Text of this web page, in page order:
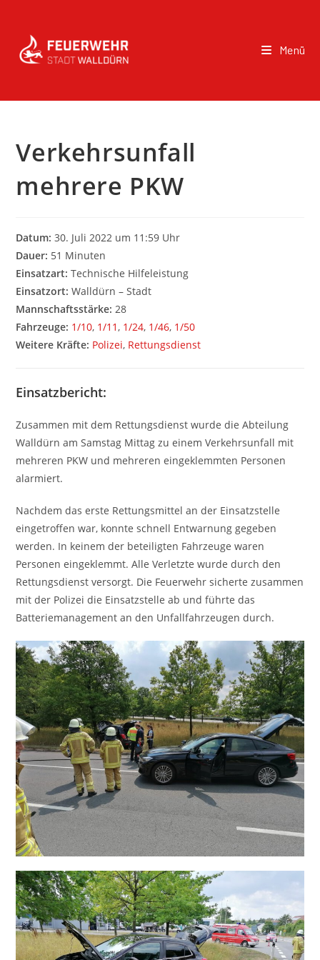
Menü
Verkehrsunfall
mehrere PKW
Datum: 30. Juli 2022 um 11:59 Uhr
Dauer: 51 Minuten
Einsatzart: Technische Hilfeleistung
Einsatzort: Walldürn – Stadt
Mannschaftsstärke: 28
Fahrzeuge: 1/10, 1/11, 1/24, 1/46, 1/50
Weitere Kräfte: Polizei, Rettungsdienst
Einsatzbericht:
Zusammen mit dem Rettungsdienst wurde die Abteilung
Walldürn am Samstag Mittag zu einem Verkehrsunfall mit
mehreren PKW und mehreren eingeklemmten Personen
alarmiert.
Nachdem das erste Rettungsmittel an der Einsatzstelle
eingetroffen war, konnte schnell Entwarnung gegeben
werden. In keinem der beteiligten Fahrzeuge waren
Personen eingeklemmt. Alle Verletzte wurde durch den
Rettungsdienst versorgt. Die Feuerwehr sicherte zusammen
mit der Polizei die Einsatzstelle ab und führte das
Batteriemanagement an den Unfallfahrzeugen durch.